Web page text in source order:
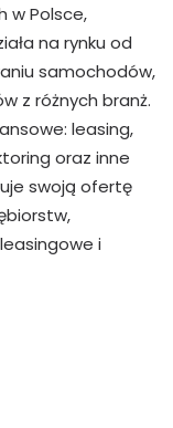
w Polsce,
na rynku od
samochodów,
z różnych branż.
leasing,
oraz inne
swoją ofertę
i